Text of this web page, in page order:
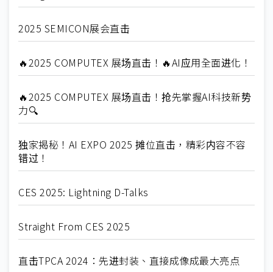
2025 SEMICON展会直击
🔥2025 COMPUTEX 展场直击！🔥AI应用全面进化！
🔥2025 COMPUTEX 展场直击！抢先掌握AI科技新势
力🔍
独家揭秘！AI EXPO 2025 摊位直击，精彩内容不容
错过！
CES 2025: Lightning D-Talks
Straight From CES 2025
直击TPCA 2024：先进封装、直接成像成最大亮点